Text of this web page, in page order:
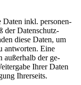
Daten inkl. personen­
der Daten­schutz­
diese Daten, um
ant­worten. Eine
außer­halb der ge­
Ihrer Daten
Ihrerseits.